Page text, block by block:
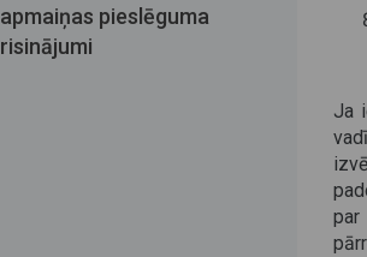
apmaiņas pieslēguma
risinājumi
Ja
par